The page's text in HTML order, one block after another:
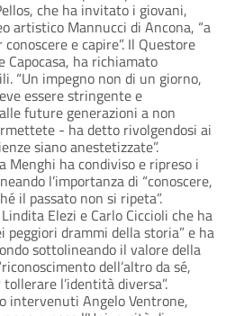
che ha invitato i giovani,
artistico Mannucci di Ancona, “a
e capire”. Il Questore
Capocasa, ha richiamato
“Un impegno non di un giorno,
essere stringente e
future generazioni a non
- ha detto rivolgendosi ai
siano anestetizzate”.
Menghi ha condiviso e ripreso i
l’importanza di “conoscere,
il passato non si ripeta”.
Elezi e Carlo Ciccioli che ha
peggiori drammi della storia” e ha
sottolineando il valore della
dell’altro da sé,
l’identità diversa”.
intervenuti Angelo Ventrone,